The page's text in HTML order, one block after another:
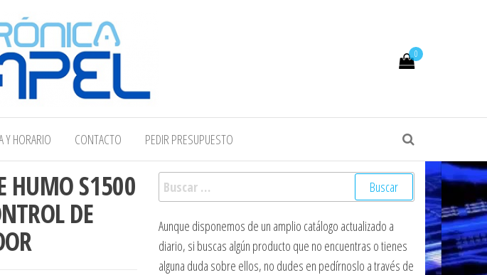
Electrónica COMPEL
0
Y HORARIO CONTACTO PEDIR PRESUPUESTO
HUMO S1500
DE
Buscar:
Aunque disponemos de un amplio catálogo actualizado a
diario, si buscas algún producto que no encuentras o tienes
alguna duda sobre ellos, no dudes en pedírnoslo a través de